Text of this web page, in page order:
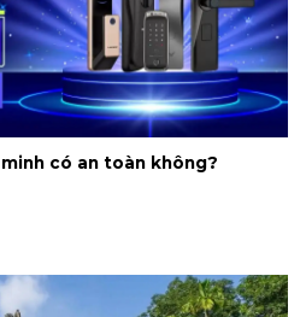
có an toàn không?